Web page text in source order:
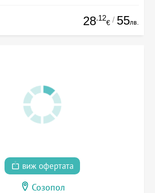
28.12
€ / 55лв.
виж офертата
Созопол